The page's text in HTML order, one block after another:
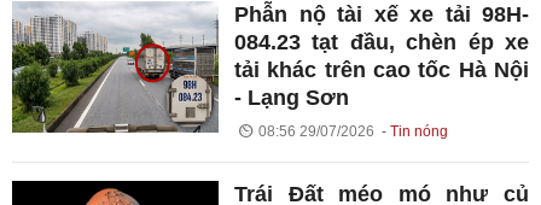
Phẫn nộ tài xế xe tải 98H-
084.23 tạt đầu, chèn ép xe
tải khác trên cao tốc Hà Nội
- Lạng Sơn
08:56 29/07/2026 Tin nóng
Trái Đất méo mó như củ